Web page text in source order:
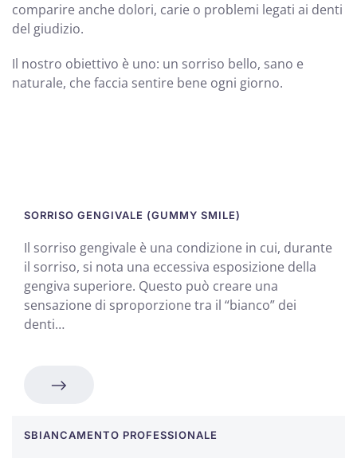
comparire anche dolori, carie o problemi legati ai denti
del giudizio.
Il nostro obiettivo è uno: un sorriso bello, sano e
naturale, che faccia sentire bene ogni giorno.
SORRISO GENGIVALE (GUMMY SMILE)
Il sorriso gengivale è una condizione in cui, durante
il sorriso, si nota una eccessiva esposizione della
gengiva superiore. Questo può creare una
sensazione di sproporzione tra il “bianco” dei
denti…
SBIANCAMENTO PROFESSIONALE